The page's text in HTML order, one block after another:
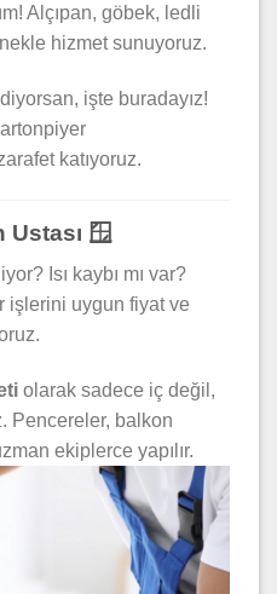
Alçıpan, göbek, ledli
hizmet sunuyoruz.
diyorsan, işte buradayız!
katıyoruz.
🪟
Isı kaybı mı var?
işlerini uygun fiyat ve
olarak sadece iç değil,
Pencereler, balkon
ekiplerce yapılır.